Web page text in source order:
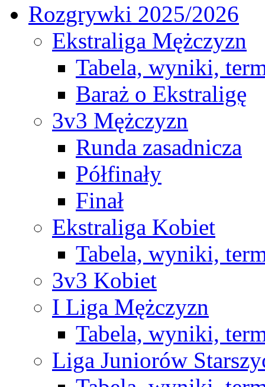
Rozgrywki 2025/2026
Ekstraliga Mężczyzn
Tabela, wyniki,
Baraż o Ekstraligę
3v3 Mężczyzn
Runda zasadnicza
Półfinały
Finał
Ekstraliga Kobiet
Tabela, wyniki,
3v3 Kobiet
I Liga Mężczyzn
Tabela, wyniki,
Liga Juniorów